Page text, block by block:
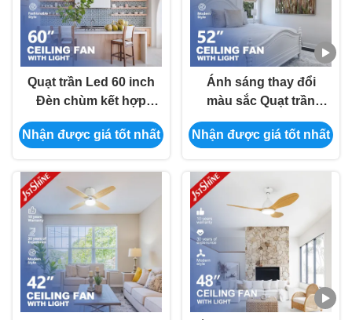
Quạt trần Led 60 inch
Đèn chùm kết hợp
chiếu sáng Lưỡi gỗ
nguyên khối
Nhận được giá tốt nhất
Ánh sáng thay đổi
màu sắc Quạt trần
trong nhà LED có thể
điều chỉnh độ sáng
Nhận được giá tốt nhất